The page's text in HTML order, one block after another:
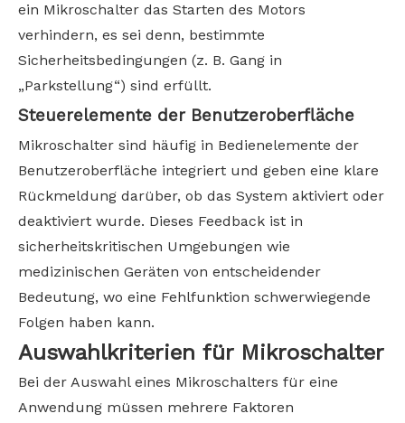
ein Mikroschalter das Starten des Motors
verhindern, es sei denn, bestimmte
Sicherheitsbedingungen (z. B. Gang in
„Parkstellung“) sind erfüllt.
Steuerelemente der Benutzeroberfläche
Mikroschalter sind häufig in Bedienelemente der
Benutzeroberfläche integriert und geben eine klare
Rückmeldung darüber, ob das System aktiviert oder
deaktiviert wurde. Dieses Feedback ist in
sicherheitskritischen Umgebungen wie
medizinischen Geräten von entscheidender
Bedeutung, wo eine Fehlfunktion schwerwiegende
Folgen haben kann.
Auswahlkriterien für Mikroschalter
Bei der Auswahl eines Mikroschalters für eine
Anwendung müssen mehrere Faktoren